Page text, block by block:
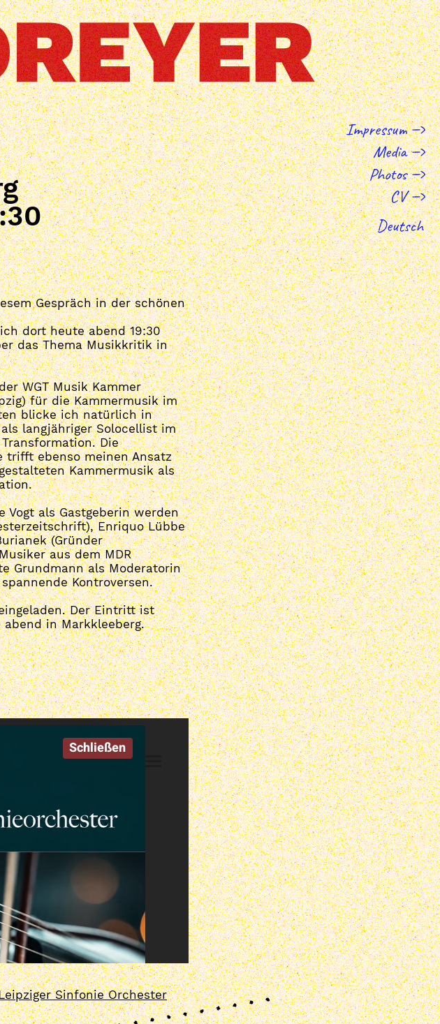
Impressum
Media
Photos
CV
Deutsch
Gespräch in der schönen
dort heute abend 19:30
das Thema Musikkritik in
WGT Musik Kammer
für die Kammermusik im
blicke ich natürlich in
langjähriger Solocellist im
Die
trifft ebenso meinen Ansatz
Kammermusik als
Vogt als Gastgeberin werden
Enriquo Lübbe
(Gründer
aus dem MDR
Grundmann als Moderatorin
Kontroversen.
Der Eintritt ist
in Markkleeberg.
Sinfonie Orchester